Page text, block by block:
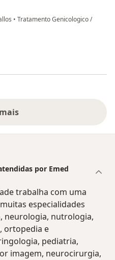
• Tratamento Genicologico /
excluída
por Emed
trabalha com uma
especialidades
neurologia, nutrologia,
ortopedia e
pediatria,
imagem, neurocirurgia,